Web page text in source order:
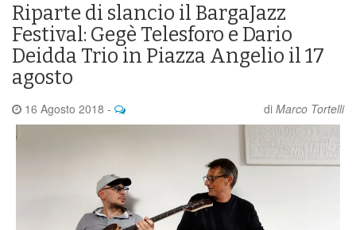
Riparte di slancio il BargaJazz
Festival: Gegè Telesforo e Dario
Deidda Trio in Piazza Angelio il 17
agosto
16 Agosto 2018 - di Marco Tortelli